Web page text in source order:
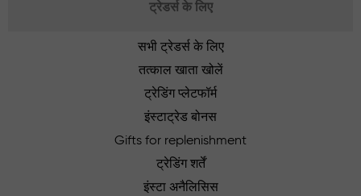
ट्रेडर्स के लिए
सभी ट्रेडर्स के लिए
तत्काल खाता खोलें
ट्रेडिंग प्लेटफॉर्म
इंस्टाट्रेड बोनस
Gifts for replenishment
ट्रेडिंग शर्तें
इंस्टा अनैलिसिस